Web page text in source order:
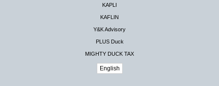
KAPLI
KAFLIN
Y&K Advisory
PLUS Duck
MIGHTY DUCK TAX
English